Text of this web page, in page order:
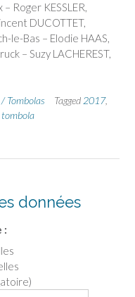
Roger KESSLER,
DUCOTTET,
le-Bas – Elodie HAAS,
– Suzy LACHEREST,
Tombolas Tagged 2017,
tombola
données
: